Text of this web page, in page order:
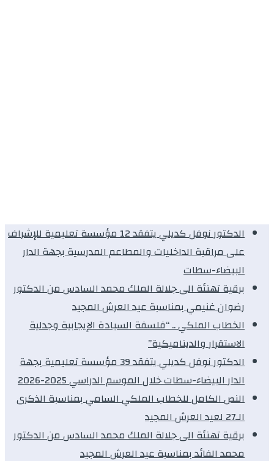
الدكتور نوفل كديلي يتفقد 12 مؤسسة تعليمية للإشراف
على مراقبة الداخليات والمطاعم المدرسية بجهة الدار
البيضاء-سطات
برقية تهنئة الى جلالة الملك محمد السادس من الدكتور
رضوان غنيمي بمناسبة عيد العرش المجيد
الخطاب الملكي .. “فلسفة السيادة الإيجابية وجدلية
الاستقرار والديناميكية”
الدكتور نوفل كديلي يتفقد 39 مؤسسة تعليمية بجهة
الدار البيضاء-سطات خلال الموسم الدراسي 2025-2026
النص الكامل للخطاب الملكي السامي بمناسبة الذكرى
الـ27 لعيد العرش المجيد
برقية تهنئة الى جلالة الملك محمد السادس من الدكتور
محمد الفائد بمناسبة عيد العرش المجيد